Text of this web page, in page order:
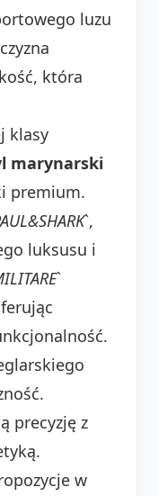
luzu
która
klasy
marynarski
premium.
`,
luksusu i
`
precyzję z
w